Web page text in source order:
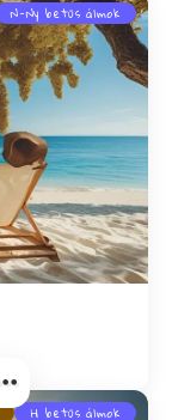
N-Ny betűs álmok
H betűs álmok